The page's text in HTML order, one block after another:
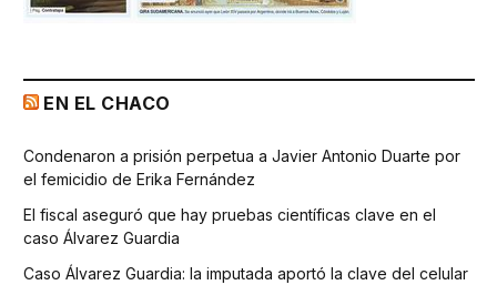
EN EL CHACO
Condenaron a prisión perpetua a Javier Antonio Duarte por
el femicidio de Erika Fernández
El fiscal aseguró que hay pruebas científicas clave en el
caso Álvarez Guardia
Caso Álvarez Guardia: la imputada aportó la clave del celular